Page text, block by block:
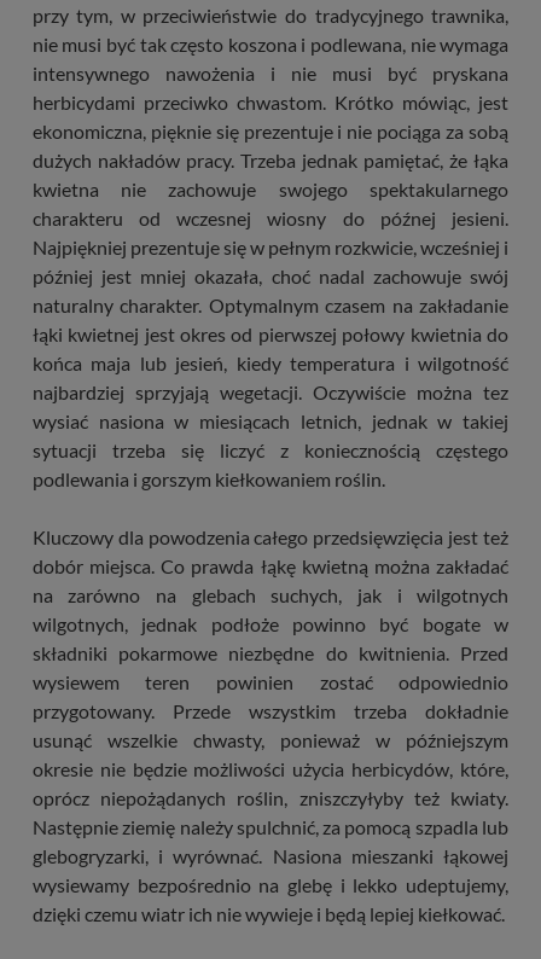
przy tym, w przeciwieństwie do tradycyjnego trawnika,
nie musi być tak często koszona i podlewana, nie wymaga
intensywnego nawożenia i nie musi być pryskana
herbicydami przeciwko chwastom. Krótko mówiąc, jest
ekonomiczna, pięknie się prezentuje i nie pociąga za sobą
dużych nakładów pracy. Trzeba jednak pamiętać, że łąka
kwietna nie zachowuje swojego spektakularnego
charakteru od wczesnej wiosny do późnej jesieni.
Najpiękniej prezentuje się w pełnym rozkwicie, wcześniej i
później jest mniej okazała, choć nadal zachowuje swój
naturalny charakter. Optymalnym czasem na zakładanie
łąki kwietnej jest okres od pierwszej połowy kwietnia do
końca maja lub jesień, kiedy temperatura i wilgotność
najbardziej sprzyjają wegetacji. Oczywiście można tez
wysiać nasiona w miesiącach letnich, jednak w takiej
sytuacji trzeba się liczyć z koniecznością częstego
podlewania i gorszym kiełkowaniem roślin.
Kluczowy dla powodzenia całego przedsięwzięcia jest też
dobór miejsca. Co prawda łąkę kwietną można zakładać
na zarówno na glebach suchych, jak i wilgotnych
wilgotnych, jednak podłoże powinno być bogate w
składniki pokarmowe niezbędne do kwitnienia. Przed
wysiewem teren powinien zostać odpowiednio
przygotowany. Przede wszystkim trzeba dokładnie
usunąć wszelkie chwasty, ponieważ w późniejszym
okresie nie będzie możliwości użycia herbicydów, które,
oprócz niepożądanych roślin, zniszczyłyby też kwiaty.
Następnie ziemię należy spulchnić, za pomocą szpadla lub
glebogryzarki, i wyrównać. Nasiona mieszanki łąkowej
wysiewamy bezpośrednio na glebę i lekko udeptujemy,
dzięki czemu wiatr ich nie wywieje i będą lepiej kiełkować.